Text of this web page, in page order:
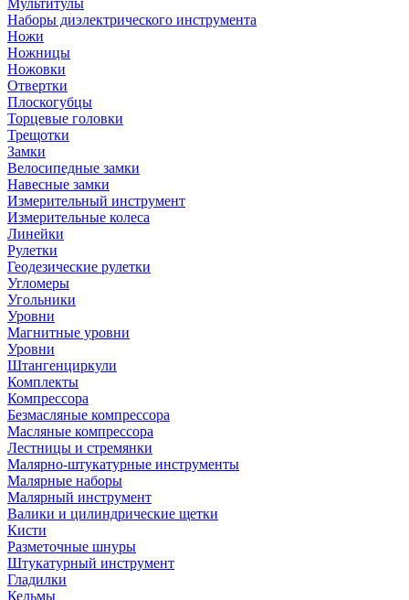
Мультитулы
Наборы диэлектрического инструмента
Ножи
Ножницы
Ножовки
Отвертки
Плоскогубцы
Торцевые головки
Трещотки
Замки
Велосипедные замки
Навесные замки
Измерительный инструмент
Измерительные колеса
Линейки
Рулетки
Геодезические рулетки
Угломеры
Угольники
Уровни
Магнитные уровни
Уровни
Штангенциркули
Комплекты
Компрессора
Безмасляные компрессора
Масляные компрессора
Лестницы и стремянки
Малярно-штукатурные инструменты
Малярные наборы
Малярный инструмент
Валики и цилиндрические щетки
Кисти
Разметочные шнуры
Штукатурный инструмент
Гладилки
Кельмы